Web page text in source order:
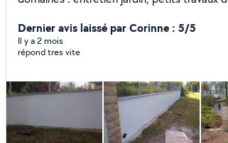
bandes, montage de meubles ...
Dernier avis laissé par Corinne : 5/5
Il y a 2 mois
répond tres vite